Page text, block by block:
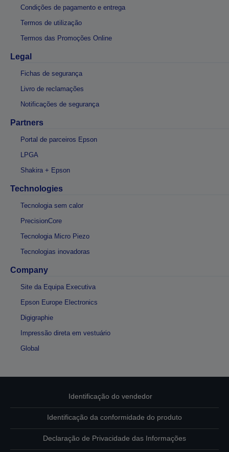
Condições de pagamento e entrega
Termos de utilização
Termos das Promoções Online
Legal
Fichas de segurança
Livro de reclamações
Notificações de segurança
Partners
Portal de parceiros Epson
LPGA
Shakira + Epson
Technologies
Tecnologia sem calor
PrecisionCore
Tecnologia Micro Piezo
Tecnologias inovadoras
Company
Site da Equipa Executiva
Epson Europe Electronics
Digigraphie
Impressão direta em vestuário
Global
Identificação do vendedor
Identificação da conformidade do produto
Declaração de Privacidade das Informações